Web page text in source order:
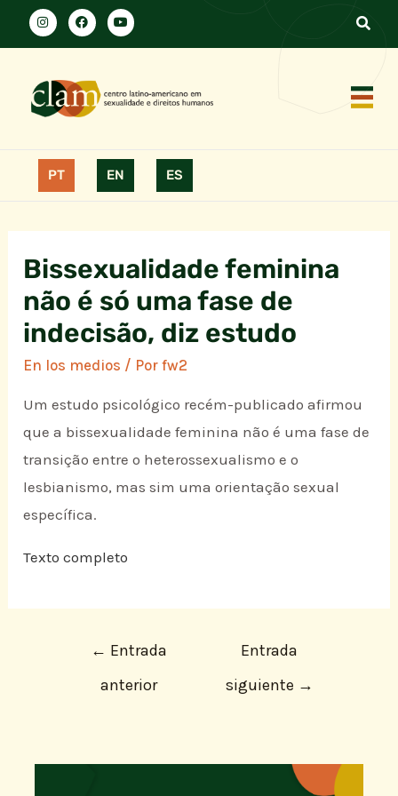
PT EN ES
Bissexualidade feminina
não é só uma fase de
indecisão, diz estudo
En los medios / Porfw2
Um estudo psicológico recém-publicado afirmou
que a bissexualidade feminina não é uma fase de
transição entre o heterossexualismo e o
lesbianismo, mas sim uma orientação sexual
específica.
Texto completo
← Entrada
anterior
Entrada
siguiente →